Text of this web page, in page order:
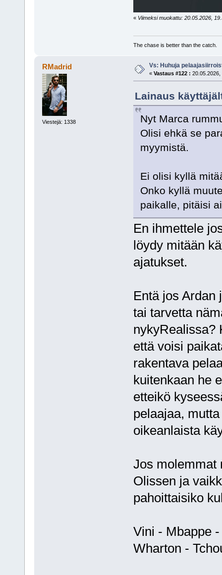
« Viimeksi muokattu: 20.05.2026,
The chase is better than the catch.
RMadrid
Viestejä: 1338
Vs: Huhuja
« Vastaus #122 : 20.05.2026,
Lainaus
Nyt Marca
Olisi ehkä se
myymistä.
Ei olisi kyllä
Onko kyllä
paikalle, pitäisi
En ihmettele
löydy mitään
ajatukset.
Entä jos Ardan
tai tarvetta
nykyRealissa?
että voisi
rakentava
kuitenkaan he
etteikö
pelaajaa,
oikeanlaista
Jos molemmat
Olissen ja
pahoittaisiko
Vini - Mbappe
Wharton -